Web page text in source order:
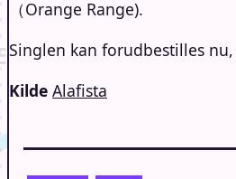
（Orange Range).
Singlen kan forudbestilles nu,
Kilde Alafista